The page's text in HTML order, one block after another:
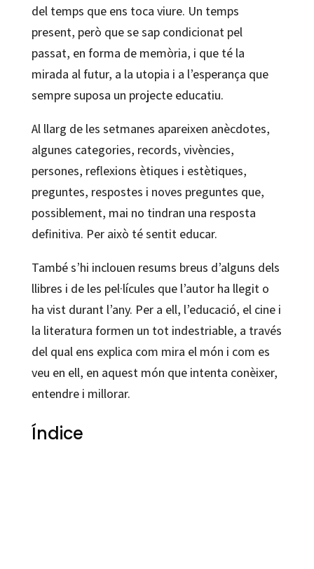
del temps que ens toca viure. Un temps
present, però que se sap condicionat pel
passat, en forma de memòria, i que té la
mirada al futur, a la utopia i a l’esperança que
sempre suposa un projecte educatiu.
Al llarg de les setmanes apareixen anècdotes,
algunes categories, records, vivències,
persones, reflexions ètiques i estètiques,
preguntes, respostes i noves preguntes que,
possiblement, mai no tindran una resposta
definitiva. Per això té sentit educar.
També s’hi inclouen resums breus d’alguns dels
llibres i de les pel·lícules que l’autor ha llegit o
ha vist durant l’any. Per a ell, l’educació, el cine i
la literatura formen un tot indestriable, a través
del qual ens explica com mira el món i com es
veu en ell, en aquest món que intenta conèixer,
entendre i millorar.
Índice